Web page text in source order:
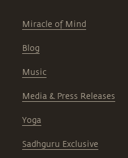
Miracle of Mind
Blog
Music
Media & Press Releases
Yoga
Sadhguru Exclusive